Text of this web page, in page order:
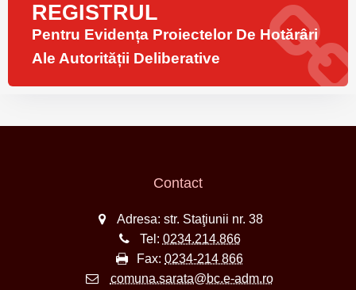
REGISTRUL
Pentru Evidența Proiectelor De Hotărâri
Ale Autorității Deliberative
Contact
Adresa: str. Staţiunii nr. 38
Tel: 0234.214.866
Fax: 0234-214 866
comuna.sarata@bc.e-adm.ro